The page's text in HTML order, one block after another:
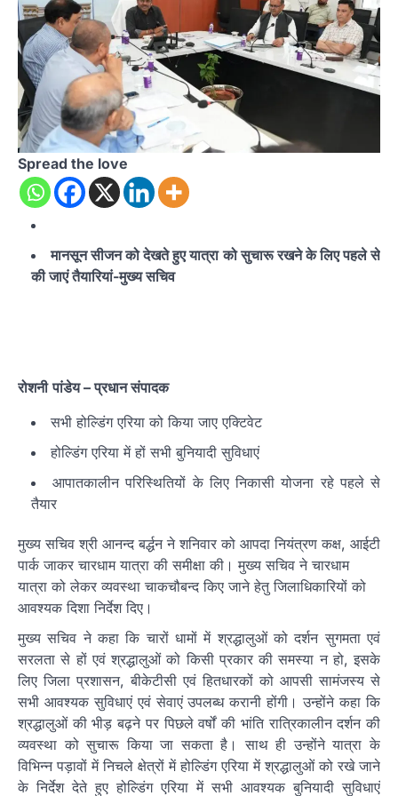
Spread the love
मानसून सीजन को देखते हुए यात्रा को सुचारू रखने के लिए पहले से
की जाएं तैयारियां-मुख्य सचिव
रोशनी पांडेय– प्रधान संपादक
सभी होल्डिंग एरिया को किया जाए एक्टिवेट
होल्डिंग एरिया में हों सभी बुनियादी सुविधाएं
आपातकालीन परिस्थितियों के लिए निकासी योजना रहे पहले से
तैयार
मुख्य सचिव श्री आनन्द बर्द्धन ने शनिवार को आपदा नियंत्रण कक्ष, आईटी
पार्क जाकर चारधाम यात्रा की समीक्षा की। मुख्य सचिव ने चारधाम
यात्रा को लेकर व्यवस्था चाकचौबन्द किए जाने हेतु जिलाधिकारियों को
आवश्यक दिशा निर्देश दिए।
मुख्य सचिव ने कहा कि चारों धामों में श्रद्धालुओं को दर्शन सुगमता एवं
सरलता से हों एवं श्रद्धालुओं को किसी प्रकार की समस्या न हो, इसके
लिए जिला प्रशासन, बीकेटीसी एवं हितधारकों को आपसी सामंजस्य से
सभी आवश्यक सुविधाएं एवं सेवाएं उपलब्ध करानी होंगी। उन्होंने कहा कि
श्रद्धालुओं की भीड़ बढ़ने पर पिछले वर्षों की भांति रात्रिकालीन दर्शन की
व्यवस्था को सुचारू किया जा सकता है। साथ ही उन्होंने यात्रा के
विभिन्न पड़ावों में निचले क्षेत्रों में होल्डिंग एरिया में श्रद्धालुओं को रखे जाने
के निर्देश देते हुए होल्डिंग एरिया में सभी आवश्यक बुनियादी सुविधाएं